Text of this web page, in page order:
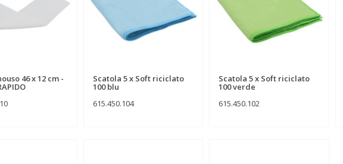
46 x 12 cm - Scatola 5 x Soft riciclato
100 blu
615.450.104
Scatola 5 x Soft riciclato
100 verde
615.450.102